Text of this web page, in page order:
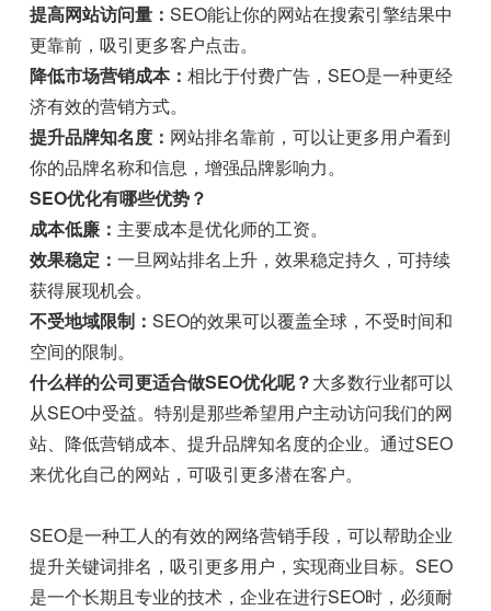
提高网站访问量：SEO能让你的网站在搜索引擎结果中
更靠前，吸引更多客户点击。
降低市场营销成本：相比于付费广告，SEO是一种更经
济有效的营销方式。
提升品牌知名度： 网站排名靠前，可以让更多用户看到
你的品牌名称和信息，增强品牌影响力。
SEO优化有哪些优势？
成本低廉： 主要成本是优化师的工资。
效果稳定：一旦网站排名上升，效果稳定持久，可持续
获得展现机会。
不受地域限制：SEO的效果可以覆盖全球，不受时间和
空间的限制。
什么样的公司更适合做SEO优化呢？大多数行业都可以
从SEO中受益。特别是那些希望用户主动访问我们的网
站、降低营销成本、提升品牌知名度的企业。通过SEO
来优化自己的网站，可吸引更多潜在客户。
SEO是一种工人的有效的网络营销手段，可以帮助企业
提升关键词排名，吸引更多用户，实现商业目标。SEO
是一个长期且专业的技术，企业在进行SEO时，必须耐